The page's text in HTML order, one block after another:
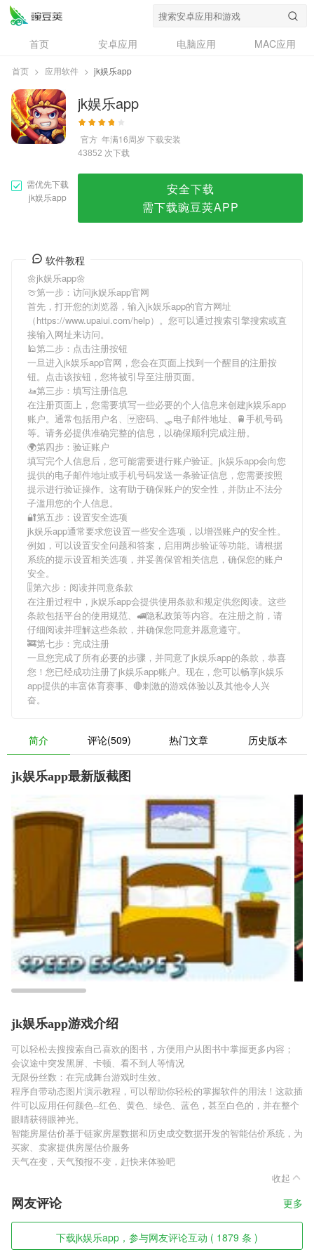
首页 安卓应用 电脑应用
MAC应用
资讯
专题
问答
首页 > 应用软件 > jk娱乐app
jk娱乐app
官方 年满16周岁 下载安装
43852 次下载
需优先下载
jk娱乐app
安全下载
需下载豌豆荚APP
软件教程
🌼jk娱乐app🌼
🍈第一步：访问jk娱乐app官网
首先，打开您的浏览器，输入jk娱乐app的官方网址
（https://www.upaiui.com/help）。您可以通过搜索引擎搜索或直
接输入网址来访问。
🕌第二步：点击注册按钮
一旦进入jk娱乐app官网，您会在页面上找到一个醒目的注册按
钮。点击该按钮，您将被引导至注册页面。
🚤第三步：填写注册信息
在注册页面上，您需要填写一些必要的个人信息来创建jk娱乐app
账户。通常包括用户名、🈂密码、🛷电子邮件地址、🚆手机号码
等。请务必提供准确完整的信息，以确保顺利完成注册。
🌍第四步：验证账户
填写完个人信息后，您可能需要进行账户验证。jk娱乐app会向您
提供的电子邮件地址或手机号码发送一条验证信息，您需要按照
提示进行验证操作。这有助于确保账户的安全性，并防止不法分
子滥用您的个人信息。
🔐第五步：设置安全选项
jk娱乐app通常要求您设置一些安全选项，以增强账户的安全性。
例如，可以设置安全问题和答案，启用两步验证等功能。请根据
系统的提示设置相关选项，并妥善保管相关信息，确保您的账户
安全。
🎚第六步：阅读并同意条款
在注册过程中，jk娱乐app会提供使用条款和规定供您阅读。这些
条款包括平台的使用规范、🚅隐私政策等内容。在注册之前，请
仔细阅读并理解这些条款，并确保您同意并愿意遵守。
🚒第七步：完成注册
一旦您完成了所有必要的步骤，并同意了jk娱乐app的条款，恭喜
您！您已经成功注册了jk娱乐app账户。现在，您可以畅享jk娱乐
app提供的丰富体育赛事、🔴刺激的游戏体验以及其他令人兴
奋。
简介 评论(509) 热门文章 历史版本
jk娱乐app最新版截图
jk娱乐app游戏介绍
可以轻松去搜搜索自己喜欢的图书，方便用户从图书中掌握更多内容；
会议途中突发黑屏、卡顿、看不到人等情况
无限份丝数：在完成舞台游戏时生效。
程序自带动态图片演示教程，可以帮助你轻松的掌握软件的用法！这款插
件可以应用任何颜色--红色、黄色、绿色、蓝色，甚至白色的，并在整个
眼睛获得眼神光。
智能房屋估价基于链家房屋数据和历史成交数据开发的智能估价系统，为
买家、卖家提供房屋估价服务
天气在变，天气预报不变，赶快来体验吧
收起
网友评论 更多
下载jk娱乐app，参与网友评论互动 ( 1879 条 )